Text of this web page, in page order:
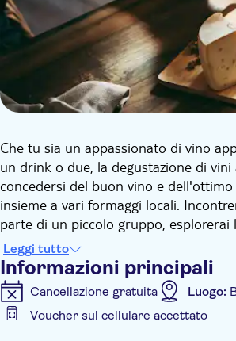
Che tu sia un appassionato di vino
un drink o due, la degustazione di
concedersi del buon vino e
insieme a vari formaggi locali.
parte di un piccolo gruppo,
assaggiare. Risparmia acqua, bevi
Durante il tuo tour della città a
affascinanti. Nel corso di 1,5 ore,
Rifatevi gli occhi con la magnifica
in Victoriei Square. Lasciati
Leggi tutto
Informazioni principali
Cancellazione gratuita Luogo:
Voucher sul cellulare accettato